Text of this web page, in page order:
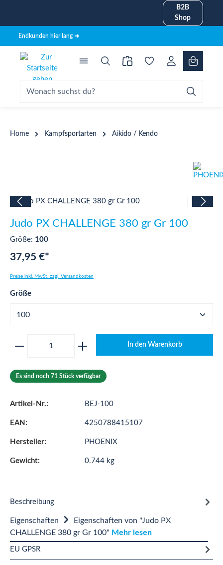
B2B
Shop
Endkunden hier lang ➜
Home Kampfsportarten Aikido / Kendo
Bildergalerie überspringen
Judo PX CHALLENGE 380 gr Gr 100
Größe: 100
37,95 €*
Preise inkl. MwSt. zzgl. Versandkosten
Größeauswählen
Produkt Anzahl: Gib den gewünschten
In den Warenkorb
Es sind noch 71 Stück verfügbar
Artikel-Nr.: BEJ-100
EAN: 4250788415107
Hersteller: PHOENIX
Gewicht: 0.744 kg
Beschreibung
Eigenschaften
Eigenschaften von "Judo PX
CHALLENGE 380 gr Gr 100" Mehr lesen
EU GPSR